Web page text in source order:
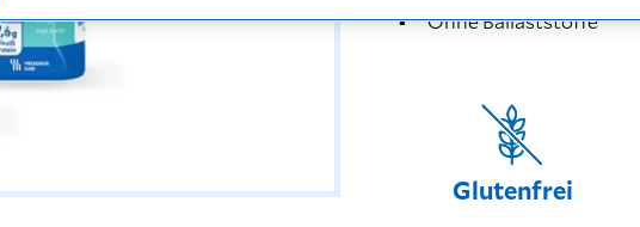
Ohne Ballaststoffe
Glutenfrei